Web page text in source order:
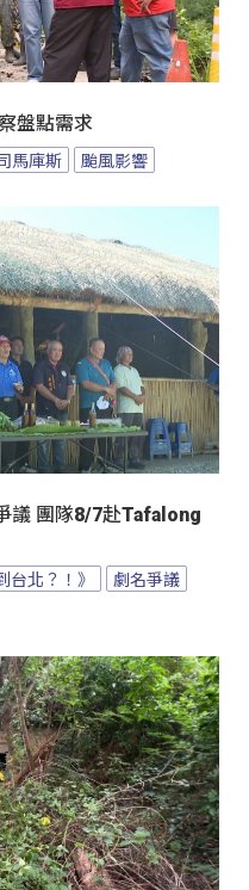
盤點需求
馬庫斯 颱風影響
議 團隊8/7赴Tafalong
北？！》
劇名爭議